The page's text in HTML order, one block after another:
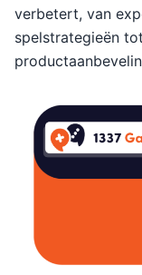
verbetert, van
spelstrategieën